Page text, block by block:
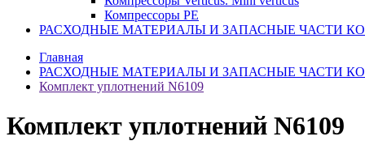
Компрессоры PE
РАСХОДНЫЕ МАТЕРИАЛЫ И ЗАПАСНЫЕ ЧАСТИ
Главная
РАСХОДНЫЕ МАТЕРИАЛЫ И ЗАПАСНЫЕ ЧАСТИ
Комплект уплотнений N6109
Комплект уплотнений N6109